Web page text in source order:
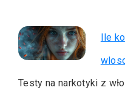
Ile
Testy na narkotyki z